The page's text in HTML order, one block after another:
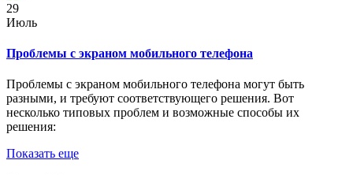
29
Июль
Проблемы с экраном мобильного телефона
Проблемы с экраном мобильного телефона могут быть
разными, и требуют соответствующего решения. Вот
несколько типовых проблем и возможные способы их
решения:
Показать еще